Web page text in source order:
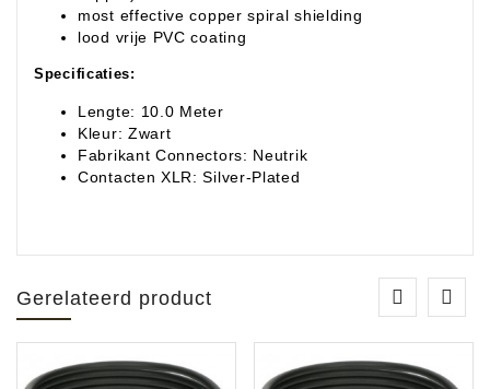
most effective copper spiral shielding
lood vrije PVC coating
Specificaties:
Lengte: 10.0 Meter
Kleur: Zwart
Fabrikant Connectors: Neutrik
Contacten XLR: Silver-Plated
Gerelateerd product